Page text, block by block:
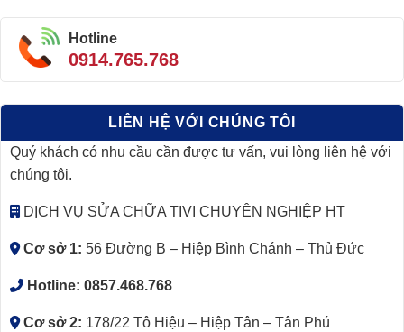
Hotline
0914.765.768
LIÊN HỆ VỚI CHÚNG TÔI
Quý khách có nhu cầu cần được tư vấn, vui lòng liên hệ với
chúng tôi.
DỊCH VỤ SỬA CHỮA TIVI CHUYÊN NGHIỆP HT
Cơ sở 1: 56 Đường B – Hiệp Bình Chánh – Thủ Đức
Hotline: 0857.468.768
Cơ sở 2: 178/22 Tô Hiệu – Hiệp Tân – Tân Phú